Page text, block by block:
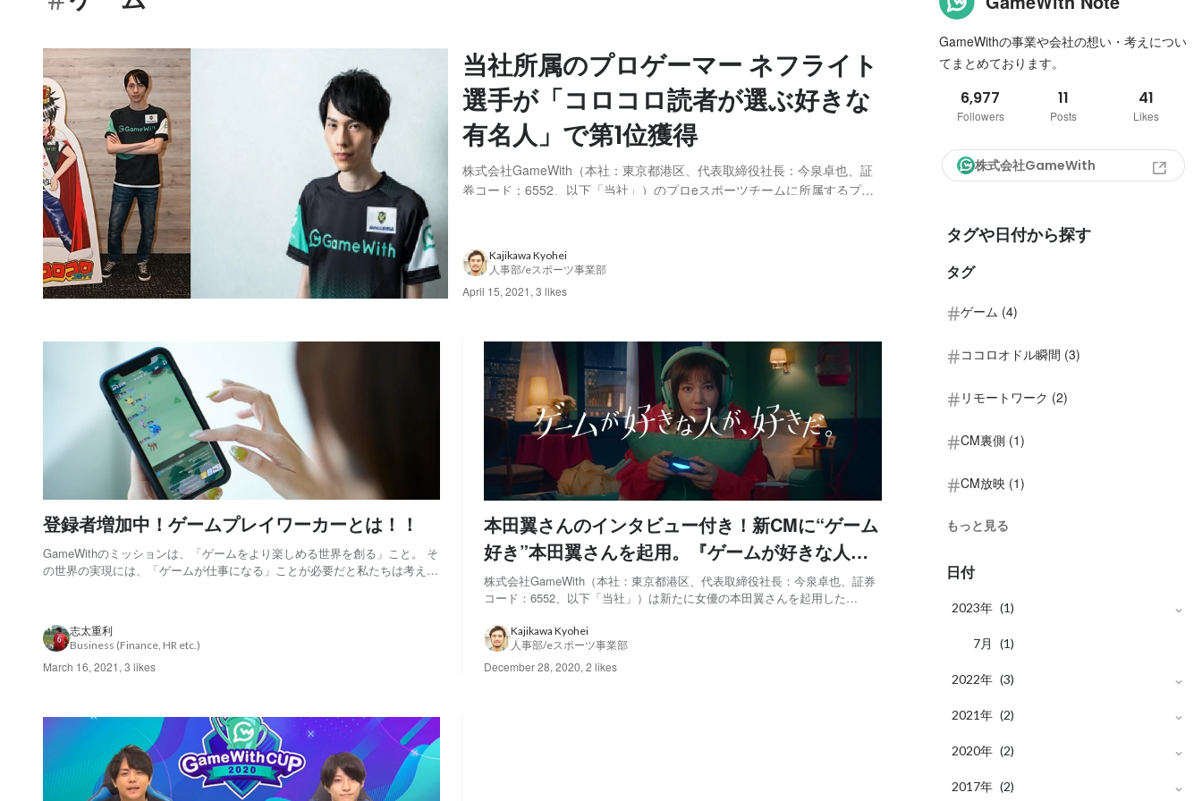
当社所属のプロゲーマー ネフライト
選手が「コロコロ読者が選ぶ好きな
有名人」で第1位獲得
株式会社GameWith（本社：東京都港区、代表取締役社長：今泉卓也、証
券コード：6552、以下「当社」）のプロeスポーツチームに所属するプロ
アンケートにて第1位を獲得したのでお知ら...
Kajikawa Kyohei
人事部/eスポーツ事業部
April 15, 2021 , 3 likes
登録者増加中！ゲームプレイワーカーとは！！
GameWithのミッションは、「ゲームをより楽しめる世界を創る」こと。 そ
の世界の実現には、「ゲームが仕事になる」ことが必要だと私たちは考えて
タートして約5ヶ月。おかげさま...
志太重利
Business (Finance, HR etc.)
March 16, 2021 , 3 likes
本田翼さんのインタビュー付き！新CMに“ゲーム
好き”本田翼さんを起用。『ゲームが好きな人が
好きだ』に共感した本田翼さんの新CMは12月26
日より放送開始。
株式会社GameWith（本社：東京都港区、代表取締役社長：今泉卓也、証券
コード：6552、以下「当社」）は新たに女優の本田翼さんを起用した
から全国での放映を開始します。 【CMのコンセプト】 在宅の余暇時間が増
えたいま、あら...
Kajikawa Kyohei
人事部/eスポーツ事業部
December 28, 2020, 2 likes
GameWithの事業や会社の想い・考えについ
てまとめております。
6,977
Followers
11
Posts
41
Likes
株式会社GameWith
タグや日付から探す
タグ
ゲーム (4)
ココロオドル瞬間 (3)
リモートワーク (2)
CM裏側 (1)
CM放映 (1)
もっと見る
日付
2023年 (1)
7月 (1)
2022年 (3)
8月 (2)
4月 (1)
2021年 (2)
4月 (1)
3月 (1)
2020年 (2)
12月 (2)
2017年 (2)